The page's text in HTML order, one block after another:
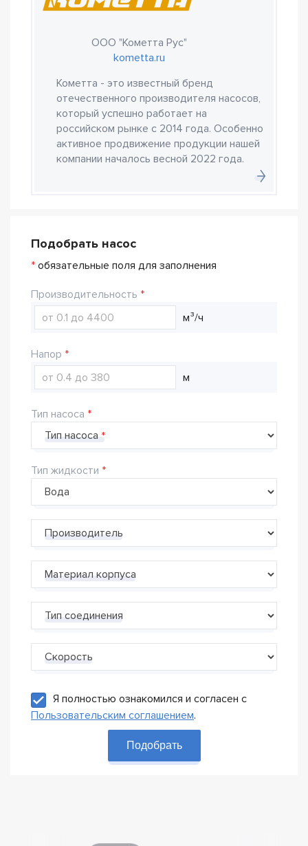
ООО "Кометта Рус"
kometta.ru
Кометта - это известный бренд
отечественного производителя насосов,
который успешно работает на
российском рынке с 2014 года. Особенно
активное продвижение продукции нашей
компании началось весной 2022 года.
Подобрать насос
* обязательные поля для заполнения
Производительность
м³/ч
Напор
м
Тип насоса
Тип насоса
Тип жидкости
Производитель
Материал корпуса
Тип соединения
Скорость
Я полностью ознакомился и согласен с
Пользовательским соглашением.
Подобрать